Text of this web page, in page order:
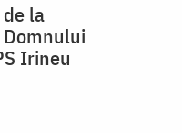
la
Irineu